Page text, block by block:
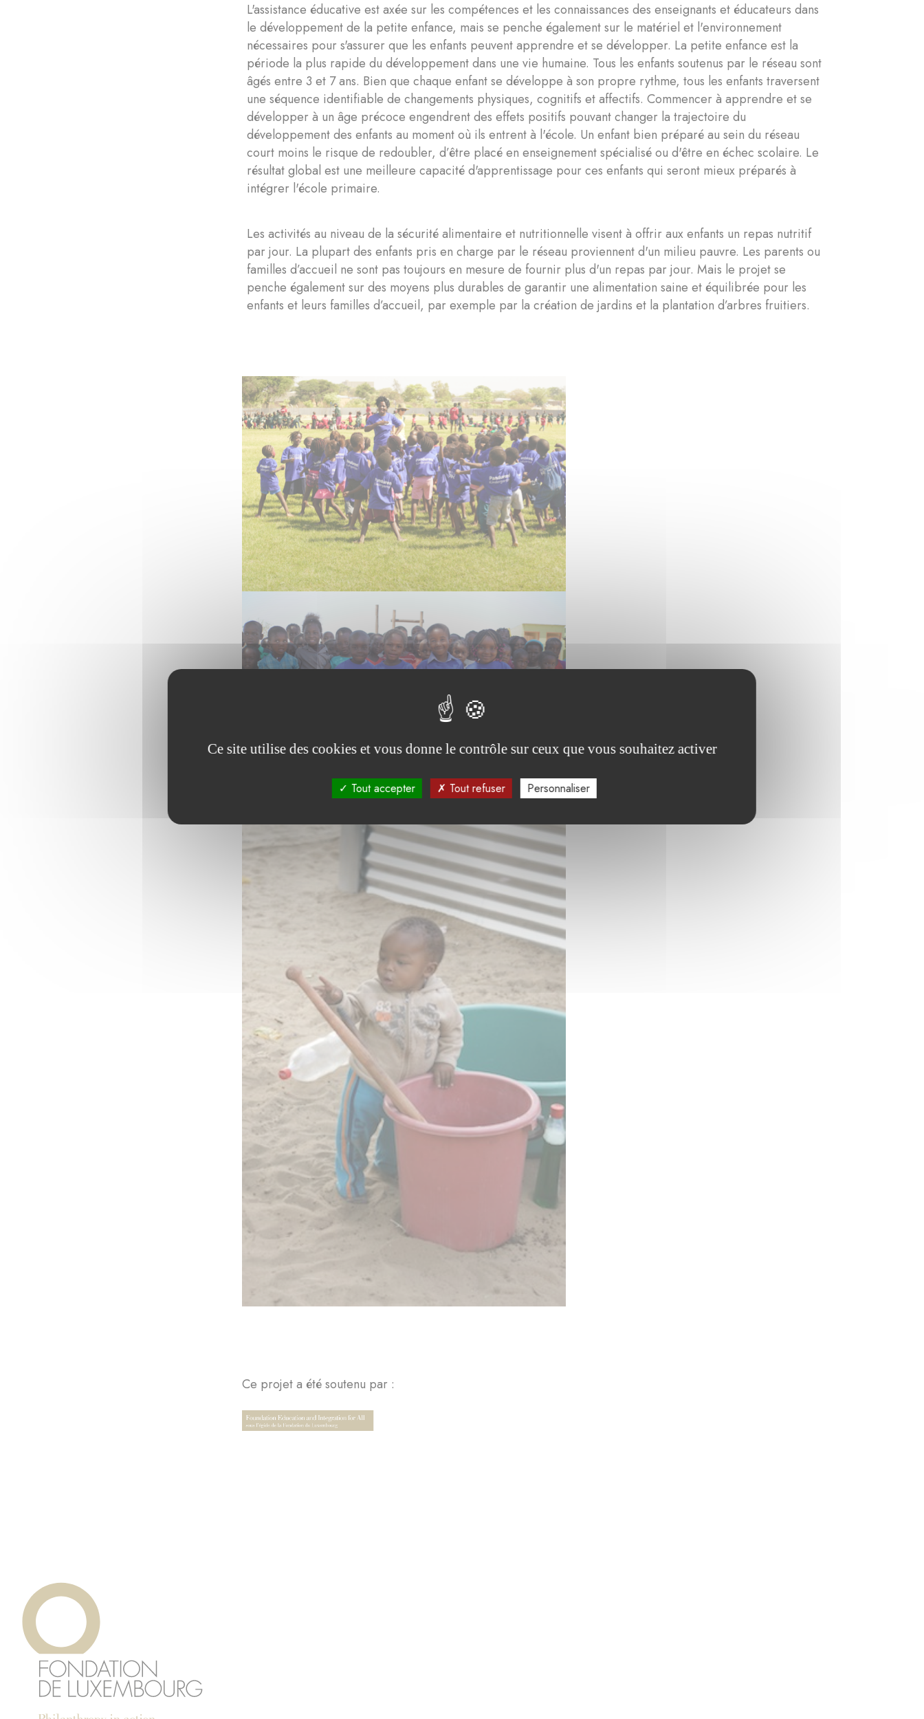
L'assistance éducative est axée sur les compétences et les connaissances des enseignants et éducateurs dans
le développement de la petite enfance, mais se penche également sur le matériel et l'environnement
nécessaires pour s'assurer que les enfants peuvent apprendre et se développer. La petite enfance est la
période la plus rapide du développement dans une vie humaine. Tous les enfants soutenus par le réseau sont
âgés entre 3 et 7 ans. Bien que chaque enfant se développe à son propre rythme, tous les enfants traversent
une séquence identifiable de changements physiques, cognitifs et affectifs. Commencer à apprendre et se
développer à un âge précoce engendrent des effets positifs pouvant changer la trajectoire du
développement des enfants au moment où ils entrent à l'école. Un enfant bien préparé au sein du réseau
court moins le risque de redoubler, d’être placé en enseignement spécialisé ou d'être en échec scolaire. Le
résultat global est une meilleure capacité d'apprentissage pour ces enfants qui seront mieux préparés à
intégrer l'école primaire.
Les activités au niveau de la sécurité alimentaire et nutritionnelle visent à offrir aux enfants un repas nutritif
par jour. La plupart des enfants pris en charge par le réseau proviennent d'un milieu pauvre. Les parents ou
familles d’accueil ne sont pas toujours en mesure de fournir plus d'un repas par jour. Mais le projet se
penche également sur des moyens plus durables de garantir une alimentation saine et équilibrée pour les
enfants et leurs familles d’accueil, par exemple par la création de jardins et la plantation d’arbres fruitiers.
Ce projet a été soutenu par :
Ce site utilise des cookies et vous donne le contrôle sur ceux que vous souhaitez activer
Tout accepter Tout refuser Personnaliser